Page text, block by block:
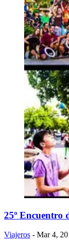
25º Encuentro
Viajeros - Mar 4,